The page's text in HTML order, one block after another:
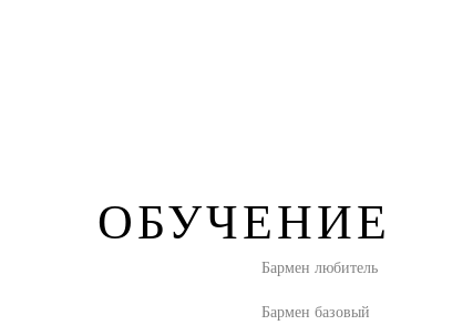
ОБУЧЕНИЕ
Бармен любитель
Бармен базовый